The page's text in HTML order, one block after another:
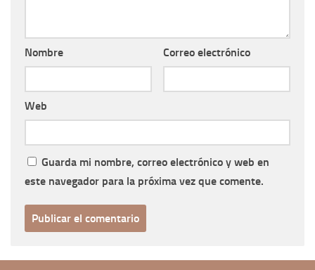
Nombre Correo electrónico
Web
Guarda mi nombre, correo electrónico y web en
este navegador para la próxima vez que comente.